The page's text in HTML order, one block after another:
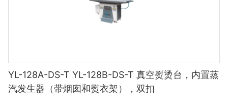
YL-128A-DS-T YL-128B-DS-T 真空熨烫台，内置蒸
汽发生器（带烟囱和熨衣架），双扣